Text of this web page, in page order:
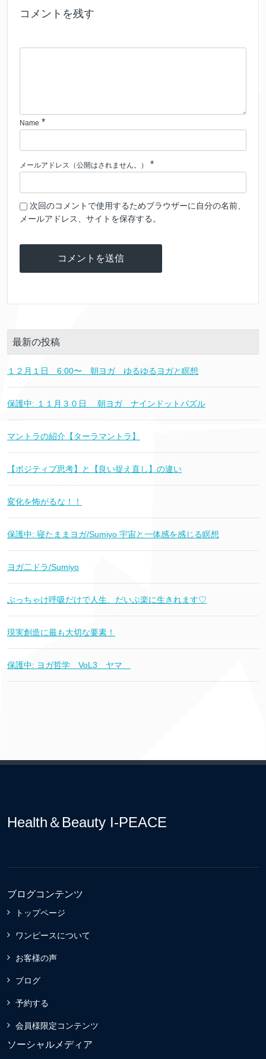
コメントを残す
Name *
メールアドレス（公開はされません。） *
次回のコメントで使用するためブラウザーに自分の名前、
メールアドレス、サイトを保存する。
最新の投稿
１２月１日 6:00〜 朝ヨガ ゆるゆるヨガと瞑想
保護中: １１月３０日 朝ヨガ ナインドットパズル
マントラの紹介【ターラマントラ】
【ポジティブ思考】と【良い捉え直し】の違い
変化を怖がるな！！
保護中: 寝たままヨガ/Sumiyo 宇宙と一体感を感じる瞑想
ヨガ二ドラ/Sumiyo
ぶっちゃけ呼吸だけで人生、だいぶ楽に生きれます♡
現実創造に最も大切な要素！
保護中: ヨガ哲学 VoL3 ヤマ
Health＆Beauty I-PEACE
ブログコンテンツ
トップページ
ワンピースについて
お客様の声
ブログ
予約する
会員様限定コンテンツ
ソーシャルメディア